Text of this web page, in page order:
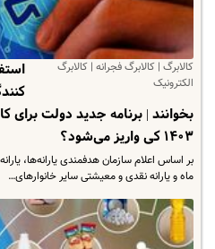
کالابرگ | کالابرگ فجرانه | کالابرگ
الکترونیک
بخوانند | برنامه جدید دولت برای
۱۴۰۳ کی واریز می‌شود؟
ماه و یارانه نقدی و معیشتی سایر خانوارهای…